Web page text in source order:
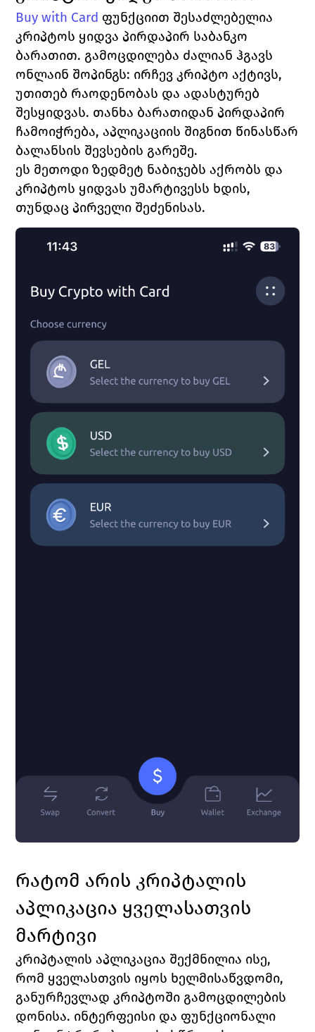
Buy with Card ფუნქციით შესაძლებელია
კრიპტოს ყიდვა პირდაპირ საბანკო
ბარათით. გამოცდილება ძალიან ჰგავს
ონლაინ შოპინგს: ირჩევ კრიპტო აქტივს,
უთითებ რაოდენობას და ადასტურებ
შესყიდვას. თანხა ბარათიდან პირდაპირ
ჩამოიჭრება, აპლიკაციის შიგნით წინასწარ
ბალანსის შევსების გარეშე.
ეს მეთოდი ზედმეტ ნაბიჯებს აქრობს და
კრიპტოს ყიდვას უმარტივესს ხდის,
თუნდაც პირველი შეძენისას.
რატომ არის კრიპტალის
აპლიკაცია ყველასათვის
მარტივი
კრიპტალის აპლიკაცია შექმნილია ისე,
რომ ყველასთვის იყოს ხელმისაწვდომი,
განურჩევლად კრიპტოში გამოცდილების
დონისა. ინტერფეისი და ფუნქციონალი